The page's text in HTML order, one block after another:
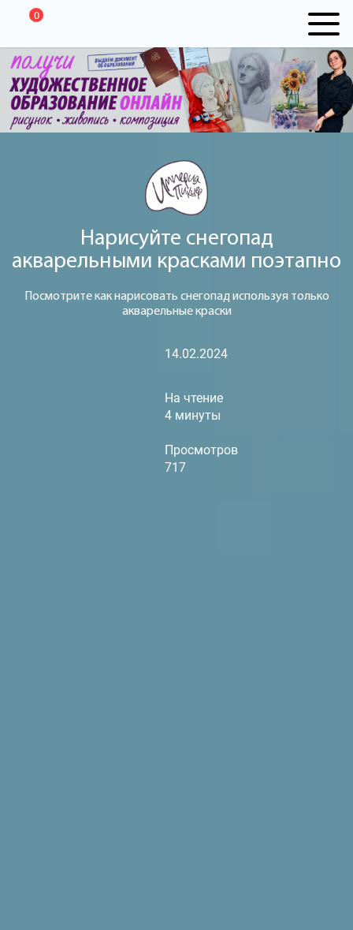
0
Нарисуйте снегопад
акварельными красками поэтапно
Посмотрите как нарисовать снегопад используя только
акварельные краски
14.02.2024
На чтение
4 минуты
Просмотров
717